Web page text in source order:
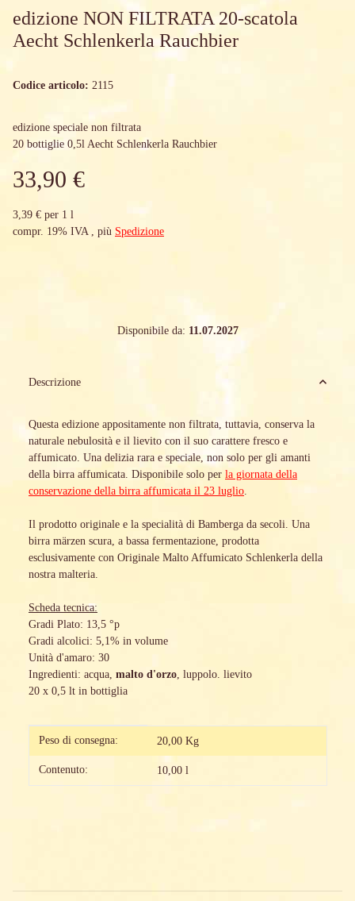
edizione NON FILTRATA 20-scatola
Aecht Schlenkerla Rauchbier
Codice articolo: 2115
edizione speciale non filtrata
20 bottiglie 0,5l Aecht Schlenkerla Rauchbier
33,90 €
3,39 € per 1 l
compr. 19% IVA , più Spedizione
Disponibile da: 11.07.2027
Descrizione
Questa edizione appositamente non filtrata, tuttavia, conserva la
naturale nebulosità e il lievito con il suo carattere fresco e
affumicato. Una delizia rara e speciale, non solo per gli amanti
della birra affumicata. Disponibile solo per la giornata della
conservazione della birra affumicata il 23 luglio
Il prodotto originale e la specialità di Bamberga da secoli. Una
birra märzen scura, a bassa fermentazione, prodotta
esclusivamente con Originale Malto Affumicato Schlenkerla della
nostra malteria.
Scheda tecnica:
Gradi Plato: 13,5 °p
Gradi alcolici: 5,1% in volume
Unità d'amaro: 30
Ingredienti: acqua, malto d'orzo , luppolo. lievito
20 x 0,5 lt in bottiglia
#productDetails.itemInformation#
#productDetails.itemValue#
Peso di consegna: 20,00 Kg
Contenuto: 10,00 l